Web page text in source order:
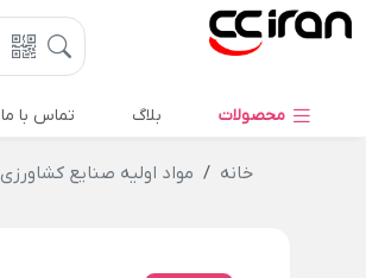
محصولات بلاگ تماس با ما
خانه مواد اولیه صنایع کشاورزی